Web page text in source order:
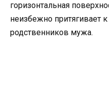
горизонтальная
неизбежно притягивает
родственников мужа.